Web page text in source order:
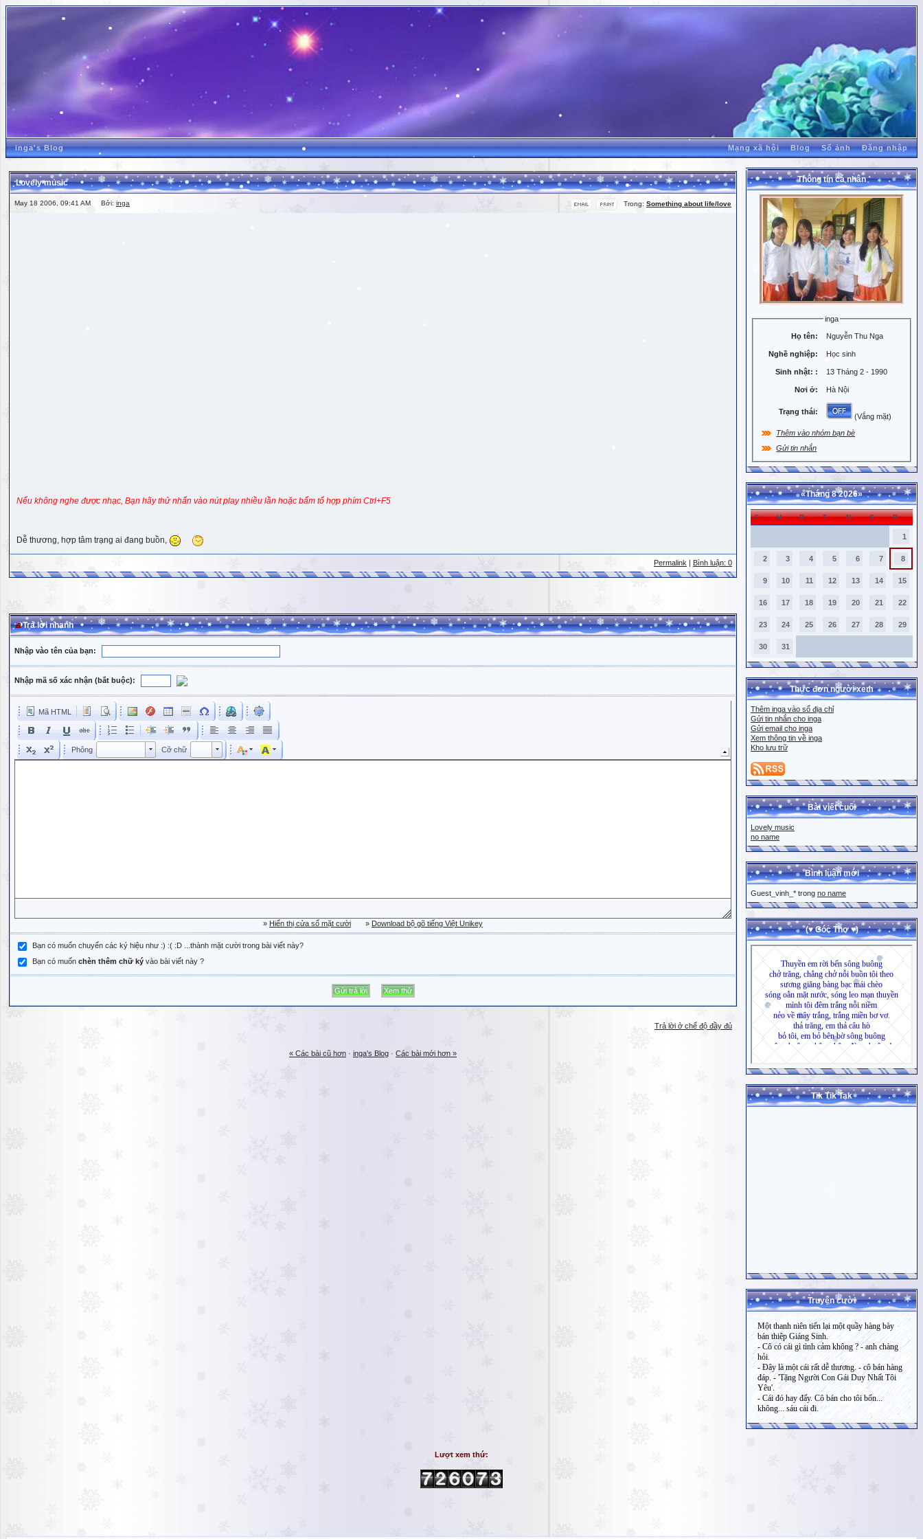
inga's Blog Mạng xã hội Blog Sổ ảnh Đăng nhập
Lovely music
Trong: Something about life/love
May 18 2006, 09:41 AM Bởi: inga
Nếu không nghe được nhạc, Bạn hãy thử nhấn vào nút play nhiều lần hoặc bấm tổ hợp phím Ctrl+F5
Dễ thương, hợp tâm trạng ai đang buồn,
Permalink Bình luận: 0
Trả lời nhanh
Nhập vào tên của bạn:
Nhập mã số xác nhận (bắt buộc):
Mã HTML
Phông Cỡ chữ Kích cỡ phông
» Hiển thị cửa sổ mặt cười » Download bộ gõ tiếng Việt Unikey
Bạn có muốn chuyển các ký hiệu như :) :( :D ...thành mặt cười trong bài viết này?
Bạn có muốn chèn thêm chữ ký vào bài viết này ?
Trả lời ở chế độ đầy đủ
« Các bài cũ hơn · inga's Blog · Các bài mới hơn »
Thông tin cá nhân
inga
Họ tên: Nguyễn Thu Nga
Nghề nghiệp: Học sinh
Sinh nhật: : 13 Tháng 2 - 1990
Nơi ở: Hà Nội
Trạng thái:
(Vắng mặt)
Thêm vào nhóm bạn bè
Gửi tin nhắn
«Tháng 8 2026»
C H B T N S B
1
2 3 4 5 6 7 8
9 10 11 12 13 14 15
16 17 18 19 20 21 22
23 24 25 26 27 28 29
30 31
Thực đơn người xem
Thêm inga vào sổ địa chỉ
Gửi tin nhắn cho inga
Gửi email cho inga
Xem thông tin về inga
Kho lưu trữ
Bài viết cuối
Lovely music
no name
Bình luận mới
Guest_vinh_* trong no name
(♥ Góc Thơ ♥)
Tik Tik Tak
Truyện cười
Lượt xem thứ: